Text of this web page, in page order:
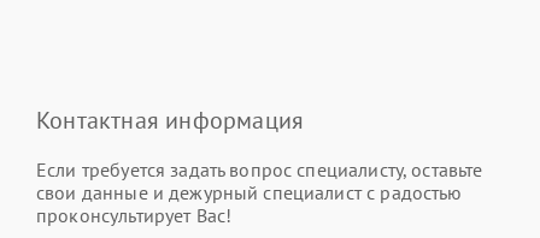
Контактная информация
Если требуется задать вопрос специалисту, оставьте
свои данные и дежурный специалист с радостью
проконсультирует Вас!